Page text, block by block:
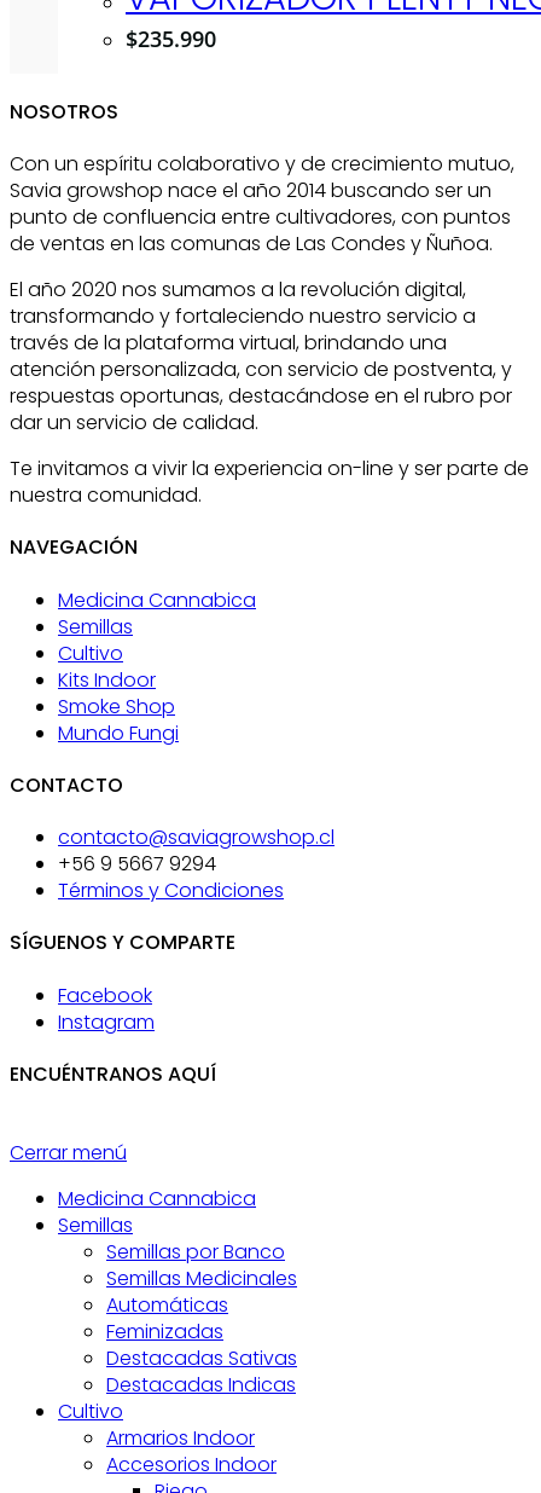
$235.990
NOSOTROS
Con un espíritu colaborativo y de crecimiento mutuo,
Savia growshop nace el año 2014 buscando ser un
punto de confluencia entre cultivadores, con puntos
de ventas en las comunas de Las Condes y Ñuñoa.
El año 2020 nos sumamos a la revolución digital,
transformando y fortaleciendo nuestro servicio a
través de la plataforma virtual, brindando una
atención personalizada, con servicio de postventa, y
respuestas oportunas, destacándose en el rubro por
dar un servicio de calidad.
Te invitamos a vivir la experiencia on-line y ser parte de
nuestra comunidad.
NAVEGACIÓN
Medicina Cannabica
Semillas
Cultivo
Kits Indoor
Smoke Shop
Mundo Fungi
CONTACTO
contacto@saviagrowshop.cl
+56 9 5667 9294
Términos y Condiciones
SÍGUENOS Y COMPARTE
Facebook
Instagram
ENCUÉNTRANOS AQUÍ
Cerrar menú
Medicina Cannabica
Semillas
Semillas por Banco
Semillas Medicinales
Automáticas
Feminizadas
Destacadas Sativas
Destacadas Indicas
Cultivo
Armarios Indoor
Accesorios Indoor